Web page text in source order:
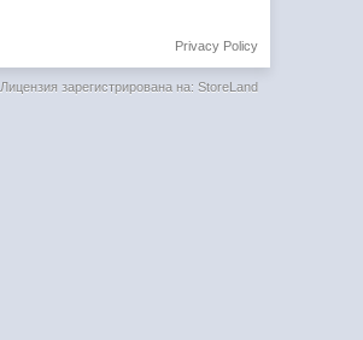
Privacy Policy
Лицензия зарегистрирована на: StoreLand